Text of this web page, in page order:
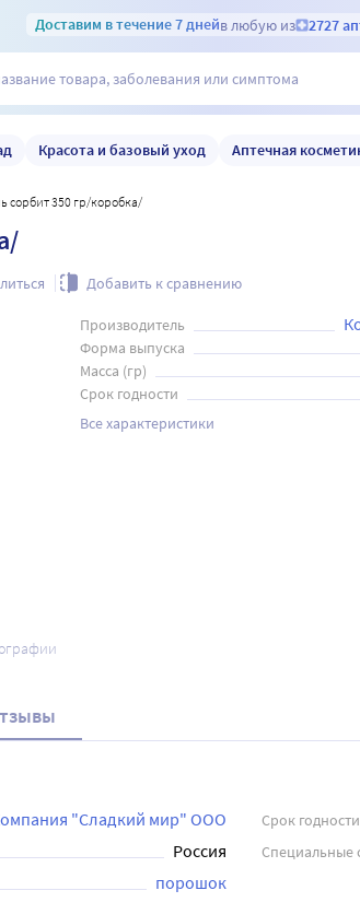
Доставим в течение 7 днейв любую из 2727
Красота и базовый уход Аптечная
сорбит 350 гр/коробка/
Добавить к сравнению
Производитель
Форма выпуска
Масса (гр)
Срок годности
Все характеристики
"Сладкий мир" ООО Срок годности
Россия Специальные
порошок